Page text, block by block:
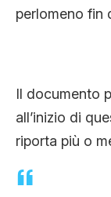
perlomeno fin
Il documento
all’inizio di
riporta più o